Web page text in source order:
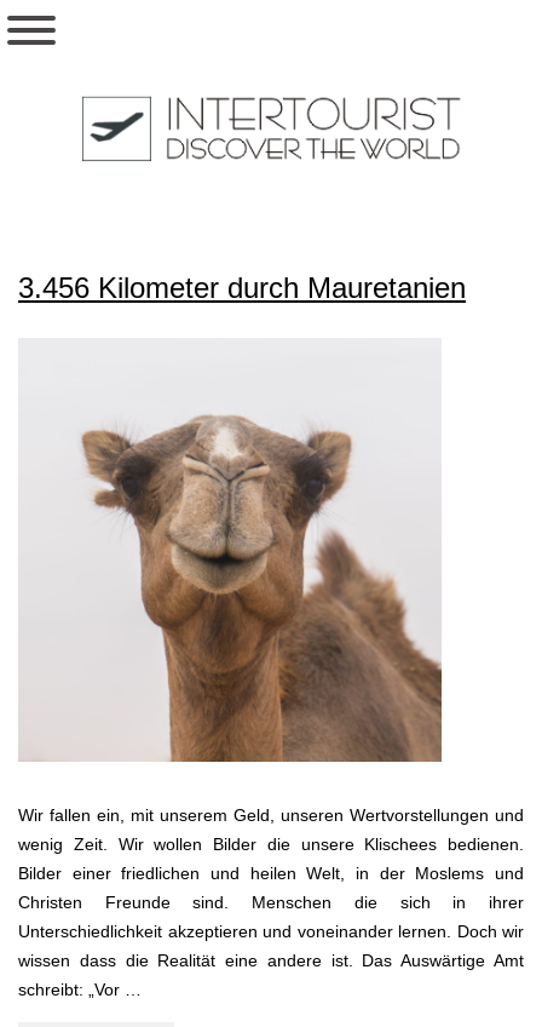
3.456 Kilometer durch Mauretanien
Wir fallen ein, mit unserem Geld, unseren Wertvorstellungen und
wenig Zeit. Wir wollen Bilder die unsere Klischees bedienen.
Bilder einer friedlichen und heilen Welt, in der Moslems und
Christen Freunde sind. Menschen die sich in ihrer
Unterschiedlichkeit akzeptieren und voneinander lernen. Doch wir
wissen dass die Realität eine andere ist. Das Auswärtige Amt
schreibt: „Vor …